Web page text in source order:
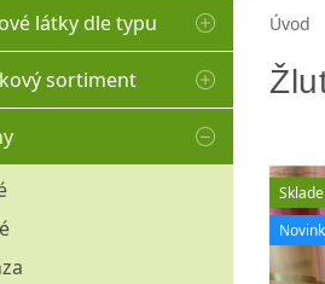
látky dle typu
a gobelíny
sortiment
borty
střapce
Úvod